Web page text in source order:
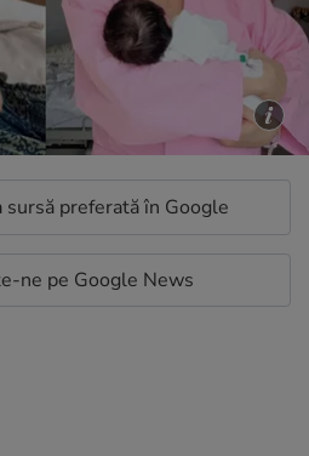
sursă preferată în Google
ne pe Google News